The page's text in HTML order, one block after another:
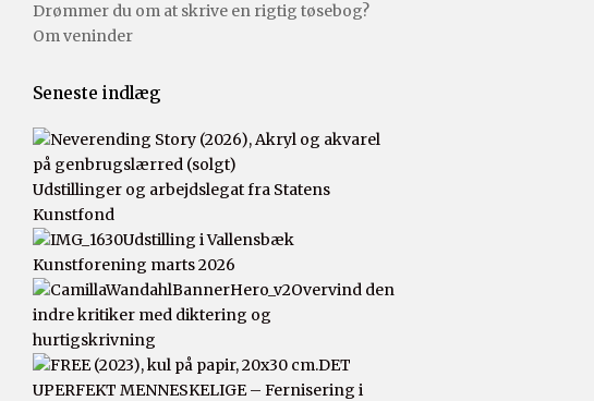
Drømmer du om at skrive en rigtig tøsebog?
Om veninder
Seneste indlæg
Udstillinger og arbejdslegat fra Statens
Kunstfond
Udstilling i Vallensbæk
Kunstforening marts 2026
Overvind den
indre kritiker med diktering og
hurtigskrivning
DET
UPERFEKT MENNESKELIGE – Fernisering i